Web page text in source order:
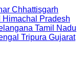
Chhattisgarh
Himachal Pradesh
Tamil Nadu
Tripura Gujarat